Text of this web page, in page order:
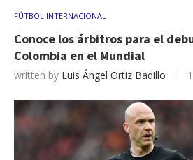
FÚTBOL INTERNACIONAL
Conoce los árbitros para el
Colombia en el Mundial
written by Luis Ángel Ortiz Badillo